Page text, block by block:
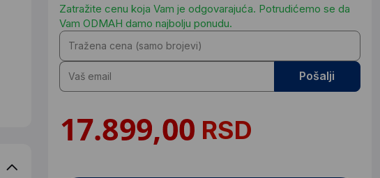
Zatražite cenu koja Vam je odgovarajuća. Potrudićemo se da
Vam ODMAH damo najbolju ponudu.
Pošalji
RSD